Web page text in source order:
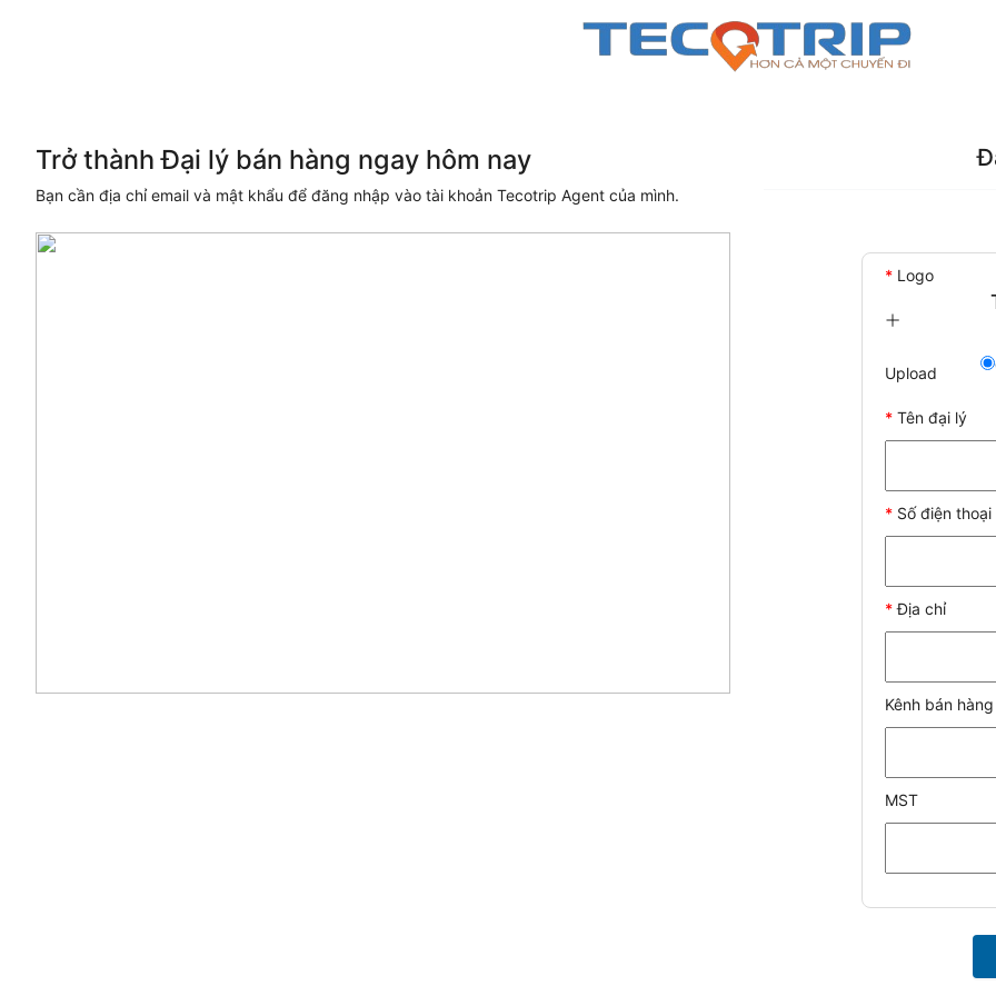
Trở thành Đại lý bán hàng ngay hôm nay
Bạn cần địa chỉ email và mật khẩu để đăng nhập vào tài khoản Tecotrip Agent của mình.
* Logo
Upload
* Tên đại lý
* Số điện thoại
*Địa chỉ
Kênh bán hàng
MST